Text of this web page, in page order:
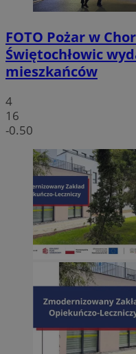
FOTO Pożar w
Świętochłowic
mieszkańców
4
16
-0.50